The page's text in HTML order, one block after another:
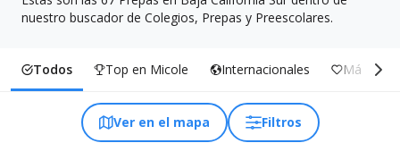
nuestro buscador de Colegios, Prepas y Preescolares.
Todos Top en Micole Internacionales Más
Ver en el mapa Filtros